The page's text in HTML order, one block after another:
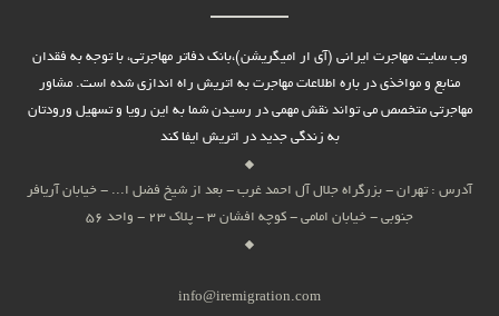
وب سایت مهاجرت ایرانی (آی ار امیگریشن)،بانک دفاتر مهاجرتی، با توجه به فقدان
منابع و مواخذی در باره اطلاعات مهاجرت به اتریش راه اندازی شده است. مشاور
مهاجرتی متخصص می تواند نقش مهمی در رسیدن شما به این رویا و تسهیل ورودتان
به زندگی جدید در اتریش ایفا کند
آدرس : تهران - بزرگراه جلال آل احمد غرب - بعد از شیخ فضل ا... - خیابان آریافر
جنوبی - خیابان امامی - کوچه افشان 3 - پلاک 23 - واحد 56
info@iremigration.com